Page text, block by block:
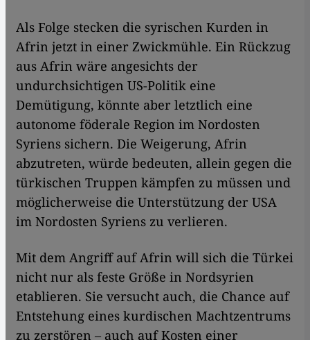
Als Folge stecken die syrischen Kurden in
Afrin jetzt in einer Zwickmühle. Ein Rückzug
aus Afrin wäre angesichts der
undurchsichtigen US-Politik eine
Demütigung, könnte aber letztlich eine
autonome föderale Region im Nordosten
Syriens sichern. Die Weigerung, Afrin
abzutreten, würde bedeuten, allein gegen die
türkischen Truppen kämpfen zu müssen und
möglicherweise die Unterstützung der USA
im Nordosten Syriens zu verlieren.
Mit dem Angriff auf Afrin will sich die Türkei
nicht nur als feste Größe in Nordsyrien
etablieren. Sie versucht auch, die Chance auf
Entstehung eines kurdischen Machtzentrums
zu zerstören – auch auf Kosten einer